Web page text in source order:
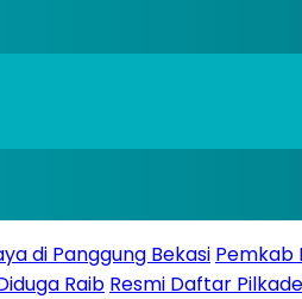
di Panggung Bekasi Pemkab
Raib Resmi Daftar